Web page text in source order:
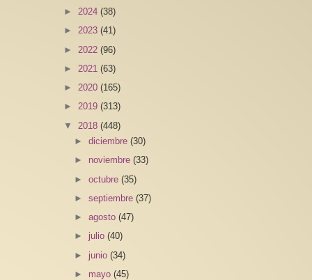
► 2024 (38)
► 2023 (41)
► 2022 (96)
► 2021 (63)
► 2020 (165)
► 2019 (313)
▼ 2018 (448)
►diciembre(30)
► noviembre(33)
►octubre(35)
►septiembre(37)
►agosto(47)
► julio(40)
► junio(34)
► mayo(45)